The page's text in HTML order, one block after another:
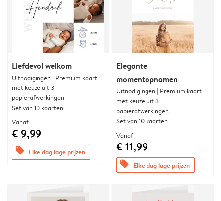
Liefdevol welkom
Uitnodigingen | Premium kaart
met keuze uit 3
papierafwerkingen
Set van 10 kaarten
Vanaf
€ 9,99
offers Elke dag lage prijzen
Elegante
momentopnamen
Uitnodigingen | Premium kaart
met keuze uit 3
papierafwerkingen
Set van 10 kaarten
Vanaf
€ 11,99
offers Elke dag lage prijzen